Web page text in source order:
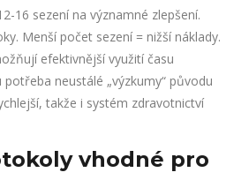
16 sezení na významné zlepšení.
Menší počet sezení = nižší náklady.
efektivnější využití času
neustálé „výzkumy“ původu
takže i systém zdravotnictví
vhodné pro